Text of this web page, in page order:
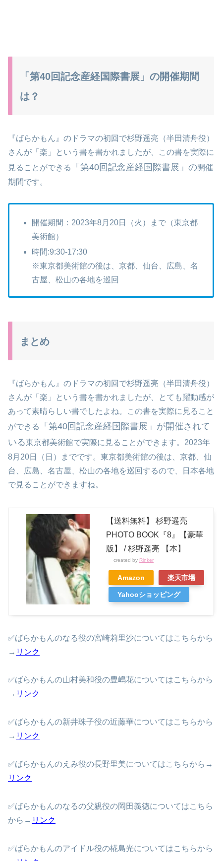
「第40回記念産経国際書展」の開催期間
は？
『ばらかもん』のドラマの初回で杉野遥亮（半田清舟役）
さんが「楽」という書を書かれましたが、この書を実際に
見ることができる
「第40回記念産経国際書展」の開催
期間です。
開催期間：2023年8月20日（火）まで（東京都
美術館）
時間:9:30-17:30
※東京都美術館の後は、京都、仙台、広島、名
古屋、松山の各地を巡回
まとめ
『ばらかもん』のドラマの初回で杉野遥亮（半田清舟役）
さんが「楽」という書を書かれましたが、とても躍動感が
あって素晴らしい書でしたよね。この書を実際に見ること
ができる
「第40回記念産経国際書展」が開催されて
いる東京都美術館で実際に見ることができます。2023年
8月20日（日）までです。東京都美術館の後は、京都、仙
台、広島、名古屋、松山の各地を巡回するので、日本各地
で見ることができますね。
【送料無料】 杉野遥亮
PHOTO BOOK『8』【豪華
版】 / 杉野遥亮 【本】
created by Rinker
Amazon 楽天市場
Yahooショッピング
✅ばらかもんのなる役の宮崎莉里沙についてはこちらから
→ リンク
✅ばらかもんの山村美和役の豊嶋花についてはこちらから
→ リンク
✅ばらかもんの新井珠子役の近藤華についてはこちらから
→ リンク
✅ばらかもんのえみ役の長野里美についてはこちらから→
リンク
✅ばらかもんのなるの父親役の岡田義徳についてはこちら
から→ リンク
✅ばらかもんのアイドル役の椛島光についてはこちらから